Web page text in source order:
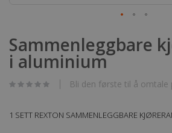
til
begynnelsen
av
bildegalleri
Sammenleggbare
i aluminium
Bli den første til å omtale
1 SETT REXTON SAMMENLEGGBARE